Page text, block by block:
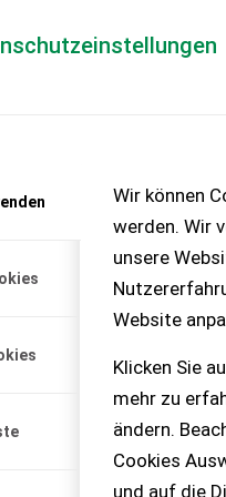
Wir können
werden. Wir
unsere
Website
Klicken Sie
mehr zu
ändern.
Cookies
und auf die
– KEINE
stehe ich gern zur